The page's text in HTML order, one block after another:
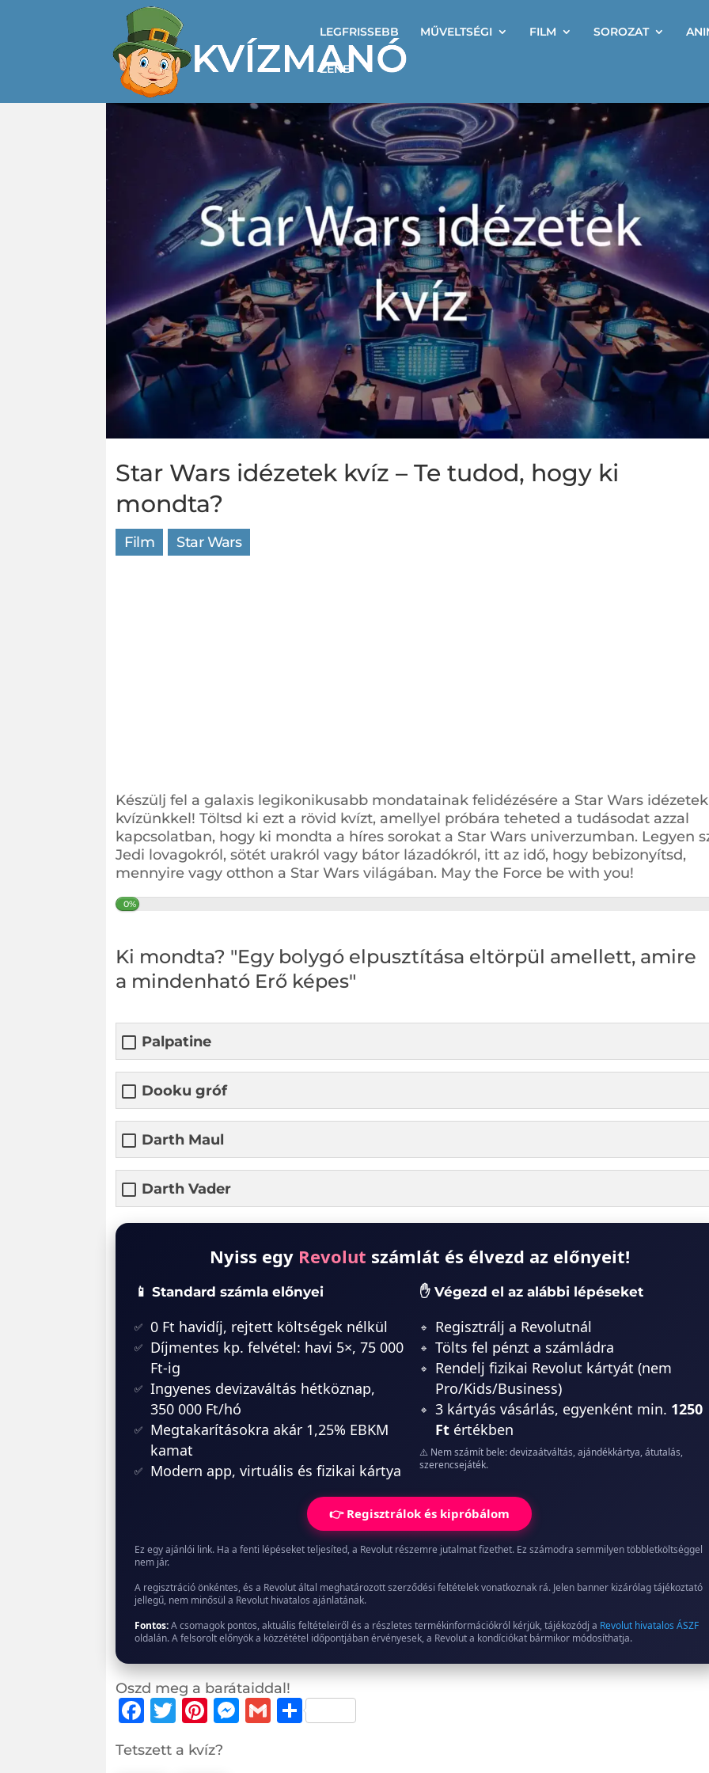
LEGFRISSEBB MŰVELTSÉGI FILM SOROZAT
ZENE
Star Wars idézetek kvíz – Te tudod, hogy ki
mondta?
Film Star Wars
Készülj fel a galaxis legikonikusabb mondatainak felidézésére a Star Wars idézetek
kvízünkkel! Töltsd ki ezt a rövid kvízt, amellyel próbára teheted a tudásodat azzal
kapcsolatban, hogy ki mondta a híres sorokat a Star Wars univerzumban. Legyen
Jedi lovagokról, sötét urakról vagy bátor lázadókról, itt az idő, hogy bebizonyítsd,
mennyire vagy otthon a Star Wars világában. May the Force be with you!
0%
Ki mondta? "Egy bolygó elpusztítása eltörpül amellett, amire
a mindenható Erő képes"
Palpatine
Dooku gróf
Darth Maul
Darth Vader
Nyiss egy Revolut számlát és élvezd az előnyeit!
📱 Standard számla előnyei
0 Ft havidíj, rejtett költségek nélkül
Díjmentes kp. felvétel: havi 5×, 75 000
Ft-ig
Ingyenes devizaváltás hétköznap,
350 000 Ft/hó
Megtakarításokra akár 1,25% EBKM
kamat
Modern app, virtuális és fizikai kártya
✋ Végezd el az alábbi lépéseket
Regisztrálj a Revolutnál
Tölts fel pénzt a számládra
Rendelj fizikai Revolut kártyát (nem
Pro/Kids/Business)
3 kártyás vásárlás, egyenként min. 1250
Ft értékben
⚠️ Nem számít bele: devizaátváltás, ajándékkártya, átutalás,
szerencsejáték.
👉 Regisztrálok és kipróbálom
Ez egy ajánlói link. Ha a fenti lépéseket teljesíted, a Revolut részemre jutalmat fizethet. Ez számodra semmilyen többletköltséggel
nem jár.
A regisztráció önkéntes, és a Revolut által meghatározott szerződési feltételek vonatkoznak rá. Jelen banner kizárólag tájékoztató
jellegű, nem minősül a Revolut hivatalos ajánlatának.
Fontos:A csomagok pontos, aktuális feltételeiről és a részletes termékinformációkról kérjük, tájékozódj a Revolut hivatalos ÁSZF
oldalán. A felsorolt előnyök a közzététel időpontjában érvényesek, a Revolut a kondíciókat bármikor módosíthatja.
Oszd meg a barátaiddal!
F
c
T
w
it
Pi
n
te
M G O
Tetszett a kvíz?